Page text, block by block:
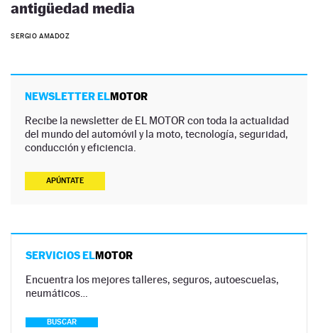
antigüedad media
SERGIO AMADOZ
NEWSLETTER ELMOTOR
Recibe la newsletter de EL MOTOR con toda la actualidad
del mundo del automóvil y la moto, tecnología, seguridad,
conducción y eficiencia.
APÚNTATE
SERVICIOS ELMOTOR
Encuentra los mejores talleres, seguros, autoescuelas,
neumáticos…
BUSCAR